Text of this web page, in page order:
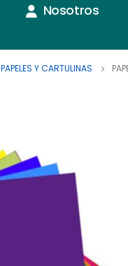
Nosotros
PAPELES Y CARTULINAS